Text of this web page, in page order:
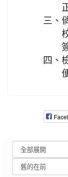
三、
四、